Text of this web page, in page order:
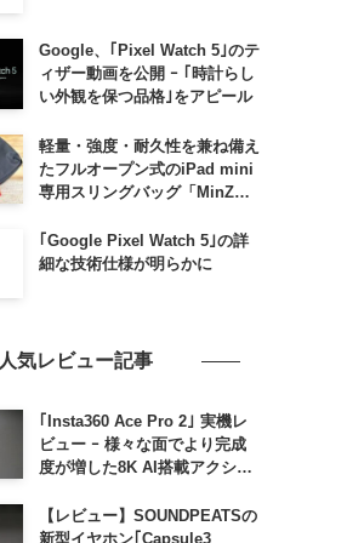
Google、｢Pixel Watch 5｣のテ
ィザー動画を公開 ｰ ｢時計らし
い外観を保つ品格｣をアピール
軽量・強度・耐久性を兼ね備え
たフルオープン式のiPad mini
専用スリングバッグ「MinZ
発売
｢Google Pixel Watch 5｣の詳
細な技術仕様が明らかに
人気レビュー記事
｢Insta360 Ace Pro 2｣ 実機レ
ビュー ｰ 様々な面でより完成
度が増した8K AI搭載アクショ
【レビュー】SOUNDPEATSの
新型イヤホン｢Capsule3